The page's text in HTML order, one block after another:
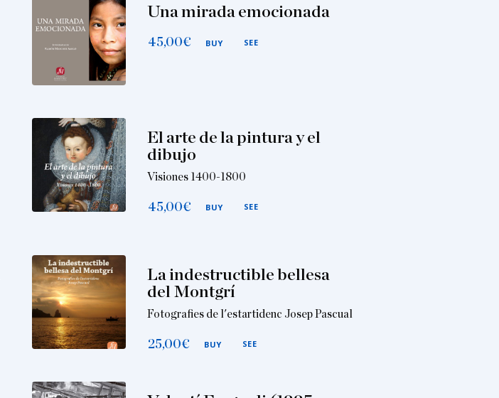
Una mirada emocionada
45,00€ BUY SEE
El arte de la pintura y el
dibujo
Visiones 1400-1800
45,00€ BUY SEE
La indestructible bellesa
del Montgrí
Fotografies de l'estartidenc Josep Pascual
25,00€ BUY SEE